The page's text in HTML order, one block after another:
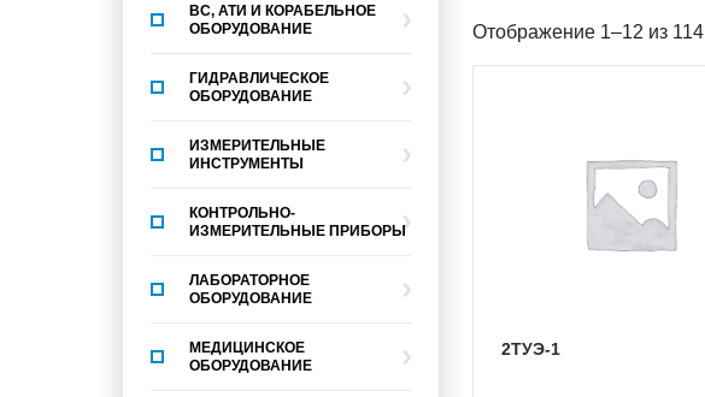
ВС, АТИ И КОРАБЕЛЬНОЕ
ОБОРУДОВАНИЕ
ГИДРАВЛИЧЕСКОЕ
ОБОРУДОВАНИЕ
ИЗМЕРИТЕЛЬНЫЕ
ИНСТРУМЕНТЫ
КОНТРОЛЬНО-
ИЗМЕРИТЕЛЬНЫЕ ПРИБОРЫ
ЛАБОРАТОРНОЕ
ОБОРУДОВАНИЕ
МЕДИЦИНСКОЕ
ОБОРУДОВАНИЕ
Отображение 1–12 из 114
2ТУЭ-1